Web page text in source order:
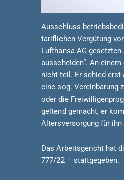
Ausschluss
tariflichen Vergütung
Lufthansa AG
ausscheiden“. An
nicht teil. Er schied erst
eine sog. Vereinbarung
oder die
geltend gemacht, er
Altersversorgung für
Das Arbeitsgericht hat
777/22 – stattgegeben.